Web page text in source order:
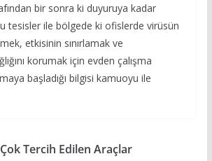
bir sonra ki duyuruya kadar
tesisler ile bölgede ki ofislerde virüsün
etkisinin sınırlamak ve
korumak için evden çalışma
başladığı bilgisi kamuoyu ile
Tercih Edilen Araçlar